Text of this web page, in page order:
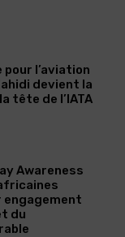
pour l’aviation
devient la
tête de l’IATA
Awareness
engagement
du